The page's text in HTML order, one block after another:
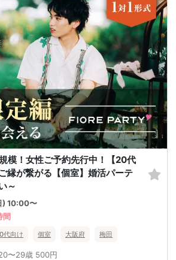
模！女性ご予約先行中！【20代
縁が繋がる【個室】婚活パーテ
～
) 10:00〜
間
代向け 個室 大阪府 梅田
〜29歳 500円